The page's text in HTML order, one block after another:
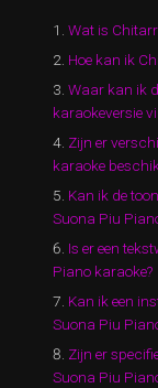
Wat is
Hoe kan ik
Waar kan ik
karaokeversie
Zijn er
karaoke
Kan ik de
Suona Piu
Is er een
Piano karaoke?
Kan ik een
Suona Piu
Zijn er
Suona Piu